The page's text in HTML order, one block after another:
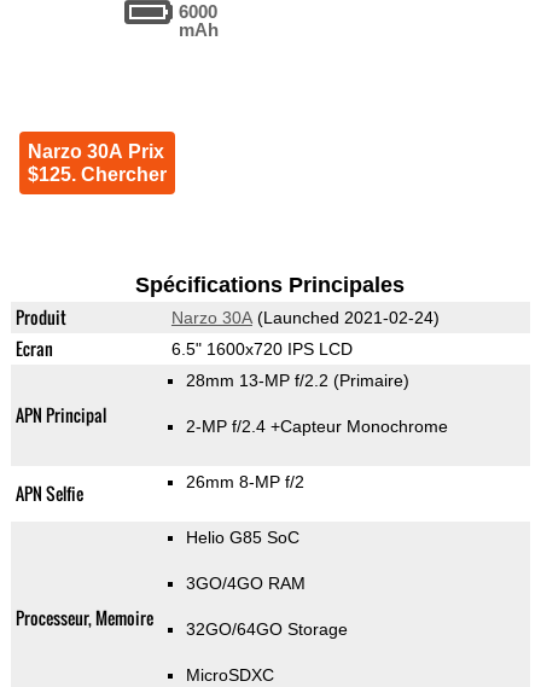
6000
mAh
Narzo 30A Prix
$125. Chercher
Spécifications Principales
Produit Narzo 30A(Launched 2021-02-24)
Ecran 6.5" 1600x720 IPS LCD
APN Principal
28mm 13-MP f/2.2 (Primaire)
2-MP f/2.4 +Capteur Monochrome
APN Selfie 26mm 8-MP f/2
Processeur, Memoire
Helio G85 SoC
3GO/4GO RAM
32GO/64GO Storage
MicroSDXC